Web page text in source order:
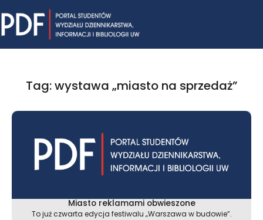
to
content
Tag: wystawa „miasto na sprzedaż”
Miasto reklamami obwieszone
To już czwarta edycja festiwalu „Warszawa w budowie”.